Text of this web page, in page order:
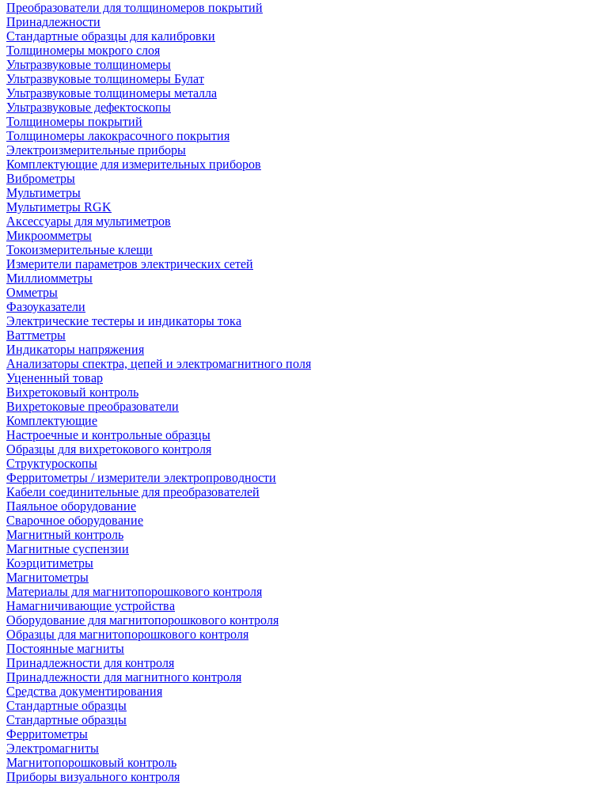
Преобразователи для толщиномеров покрытий
Принадлежности
Стандартные образцы для калибровки
Толщиномеры мокрого слоя
Ультразвуковые толщиномеры
Ультразвуковые толщиномеры Булат
Ультразвуковые толщиномеры металла
Ультразвуковые дефектоскопы
Толщиномеры покрытий
Толщиномеры лакокрасочного покрытия
Электроизмерительные приборы
Комплектующие для измерительных приборов
Виброметры
Мультиметры
Мультиметры RGK
Аксессуары для мультиметров
Микроомметры
Токоизмерительные клещи
Измерители параметров электрических сетей
Миллиомметры
Омметры
Фазоуказатели
Электрические тестеры и индикаторы тока
Ваттметры
Индикаторы напряжения
Анализаторы спектра, цепей и электромагнитного поля
Уцененный товар
Вихретоковый контроль
Вихретоковые преобразователи
Комплектующие
Настроечные и контрольные образцы
Образцы для вихретокового контроля
Структуроскопы
Ферритометры / измерители электропроводности
Кабели соединительные для преобразователей
Паяльное оборудование
Сварочное оборудование
Магнитный контроль
Магнитные суспензии
Коэрцитиметры
Магнитометры
Материалы для магнитопорошкового контроля
Намагничивающие устройства
Оборудование для магнитопорошкового контроля
Образцы для магнитопорошкового контроля
Постоянные магниты
Принадлежности для контроля
Принадлежности для магнитного контроля
Средства документирования
Стандартные образцы
Стандартные образцы
Ферритометры
Электромагниты
Магнитопорошковый контроль
Приборы визуального контроля